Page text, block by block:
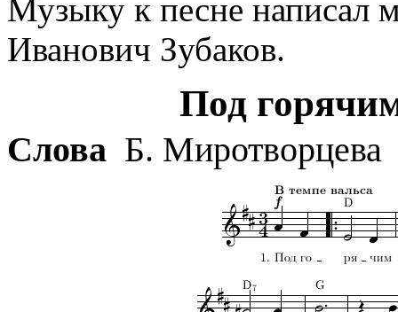
Музыку к песне написал
Иванович Зубаков.
Под
Слова Б. Миротворцева